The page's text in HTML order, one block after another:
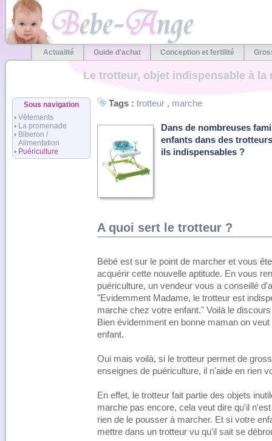
Actualité Guide d'achat Conception et fertilité
Le trotteur, objet indispensable à la
Tags : trotteur , marche
Dans de nombreuses
enfants dans des
ils indispensables ?
A quoi sert le trotteur ?
Bébé est sur le point de marcher et vous
acquérir cette nouvelle aptitude. En vous
puériculture, un vendeur vous a conseillé
"Evidemment Madame, le trotteur est
marche chez votre enfant." Voilà le
Bien évidemment en bonne maman on
enfant.
Oui mais voilà, si le trotteur permet de
enseignes de puériculture, il n'aide en rien
En effet, le trotteur fait partie des objets
marche pas encore, cela veut dire qu'il
rien de le pousser à marcher. Et si votre
mettre dans un trotteur vu qu'il sait se
Sous navigation
Vêtements
La promenade
Biberon /
Alimentation
Puériculture